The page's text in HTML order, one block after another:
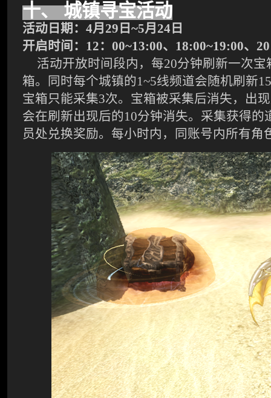
十、城镇寻宝活动
活动日期： 4月29日~5月24日
开启时间： 12：00~13:00、18:00~19:00、
活动开放时间段内，每20分钟刷新一次
箱。同时每个城镇的1~5线频道会随机刷新
宝箱只能采集3次。宝箱被采集后消失，出
会在刷新出现后的10分钟消失。采集获得的
员处兑换奖励。每小时内，同账号内所有角